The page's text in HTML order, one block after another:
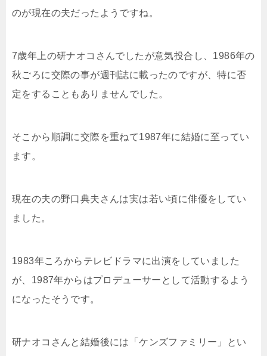
のが現在の夫だったようですね。
7歳年上の研ナオコさんでしたが意気投合し、1986年の
秋ごろに交際の事が週刊誌に載ったのですが、特に否
定をすることもありませんでした。
そこから順調に交際を重ねて1987年に結婚に至ってい
ます。
現在の夫の野口典夫さんは実は若い頃に俳優をしてい
ました。
1983年ころからテレビドラマに出演をしていました
が、1987年からはプロデューサーとして活動するよう
になったそうです。
研ナオコさんと結婚後には「ケンズファミリー」とい